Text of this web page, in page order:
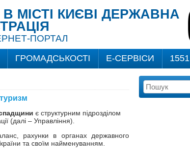
МІСТІ КИЄВІ ДЕРЖАВНА
ПОРТАЛ
ГРОМАДСЬКОСТІ Е-СЕРВІСИ
1551
є структурним підрозділом
(далі – Управління).
рахунки в органах державного
та своїм найменуванням.